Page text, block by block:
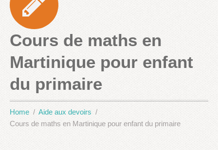
Cours de maths en
Martinique pour enfant
du primaire
Home
Aide aux devoirs
Cours de maths en Martinique pour enfant du primaire